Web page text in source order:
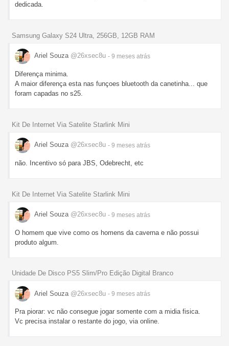
dedicada.
Samsung Galaxy S24 Ultra, 256GB, 12GB RAM
Ariel Souza @26xsec8u - 9 meses atrás
Diferença minima.
A maior diferença esta nas funçoes bluetooth da canetinha... que
foram capadas no s25.
Kit De Internet Via Satelite Starlink Mini
Ariel Souza @26xsec8u - 9 meses atrás
não. Incentivo só para JBS, Odebrecht, etc
Kit De Internet Via Satelite Starlink Mini
Ariel Souza @26xsec8u - 9 meses atrás
O homem que vive como os homens da caverna e não possui
produto algum.
Unidade De Disco PS5 Slim/Pro Edição Digital Branco
Ariel Souza @26xsec8u - 9 meses atrás
Pra piorar: vc não consegue jogar somente com a midia fisica.
Vc precisa instalar o restante do jogo, via online.